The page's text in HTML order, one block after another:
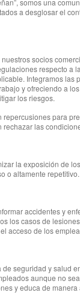
somos una
a desglosar el
socios
respecto
Integramos
y ofreciendo a
los riesgos.
para
las
la exposición de
o altamente repetitivo.
accidentes y
los casos de
acceso de los
seguridad y
aunque no
y educa de